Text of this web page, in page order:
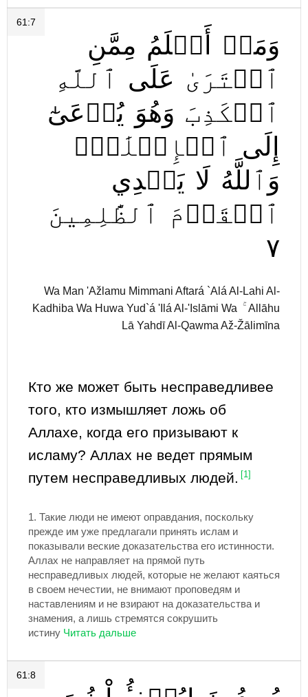
61:7
وَمَنۡ أَظۡلَمُ مِمَّنِ
ٱفۡتَرَىٰ عَلَى ٱللَّهِ
ٱلۡكَذِبَ وَهُوَ يُدۡعَىٰٓ
إِلَى ٱلۡإِسۡلَٰمِۚ
وَٱللَّهُ لَا يَهۡدِي
ٱلۡقَوۡمَ
ٱلظَّٰلِمِينَ
٧
Wa Man 'Ažlamu Mimmani Aftará `Alá Al-Lahi Al-
Kadhiba Wa Huwa Yud`á 'Ilá Al-'Islāmi Wa ۚ Allāhu
Lā Yahdī Al-Qawma Až-Žālimīna
Кто же может быть несправедливее
того, кто измышляет ложь об
Аллахе, когда его призывают к
исламу? Аллах не ведет прямым
путем несправедливых людей.
[1]
1. Такие люди не имеют оправдания, поскольку
прежде им уже предлагали принять ислам и
показывали веские доказательства его истинности.
Аллах не направляет на прямой путь
несправедливых людей, которые не желают каяться
в своем нечестии, не внимают проповедям и
наставлениям и не взирают на доказательства и
знамения, а лишь стремятся сокрушить
истину
61:8